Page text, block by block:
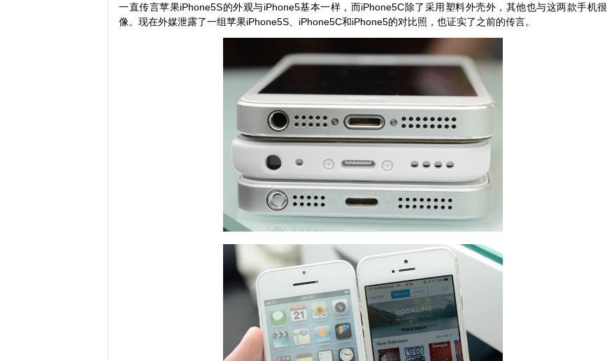
一直传言苹果iPhone5S的外观与iPhone5基本一样，而iPhone5C除了采用塑料外壳外，其他也与这两款手机很
像。现在外媒泄露了一组苹果iPhone5S、iPhone5C和iPhone5的对比照，也证实了之前的传言。